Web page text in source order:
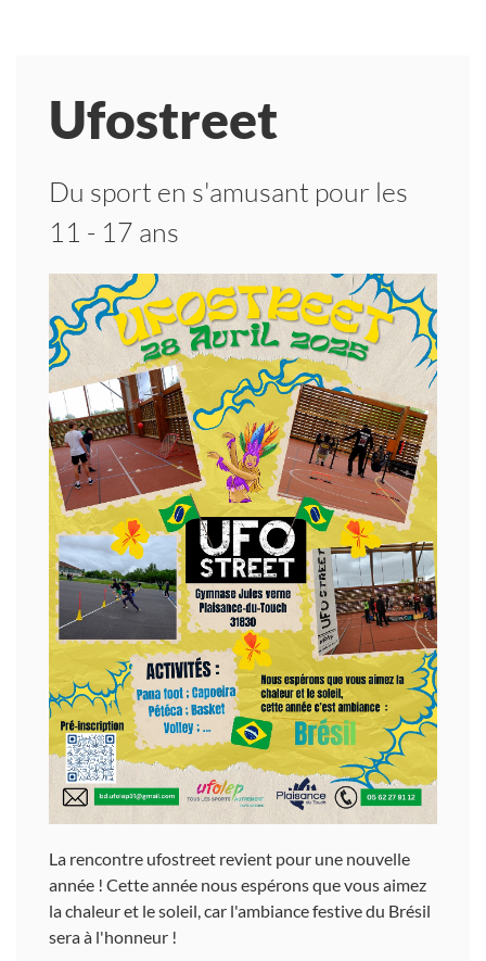
Ufostreet
Du sport en s'amusant pour les
11 - 17 ans
La rencontre ufostreet revient pour une nouvelle
année ! Cette année nous espérons que vous aimez
la chaleur et le soleil, car l'ambiance festive du Brésil
sera à l'honneur !